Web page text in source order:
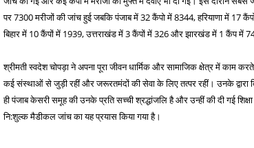
पर 7300 मरीजों की जांच हुई जबकि पंजाब में 32 कैंपो में 8344, हरियाणा में 17
बिहार में 10 कैंपों में 1939, उत्तराखंड में 3 कैंपों में 326 और झारखंड में 1 कैंप में
श्रीमती स्वदेश चोपड़ा ने अपना पूरा जीवन धार्मिक और सामाजिक क्षेत्र में काम
कई संस्थाओं से जुड़ी रहीं और जरूरतमंदों की सेवा के लिए तत्पर रहीं। उनके
ही पंजाब केसरी समूह की उनके प्रति सच्ची श्रद्धांजलि है और उन्हीं की दी गई
नि:शुल्क मैडीकल जांच का यह प्रयास किया गया है।